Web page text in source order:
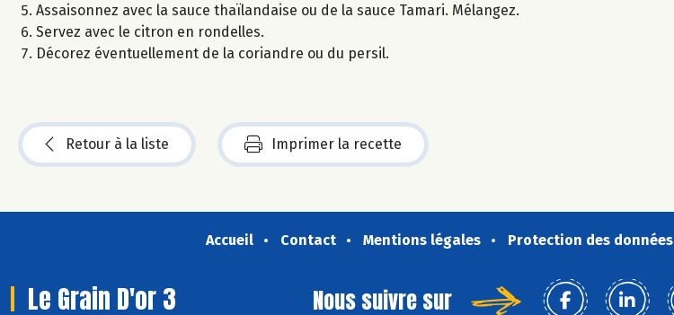
Assaisonnez avec la sauce thaïlandaise ou de la sauce Tamari. Mélangez.
Servez avec le citron en rondelles.
Décorez éventuellement de la coriandre ou du persil.
Retour à la liste Imprimer la recette
Accueil Contact Mentions légales Protection des données
Le Grain D'or 3 Nous suivre sur